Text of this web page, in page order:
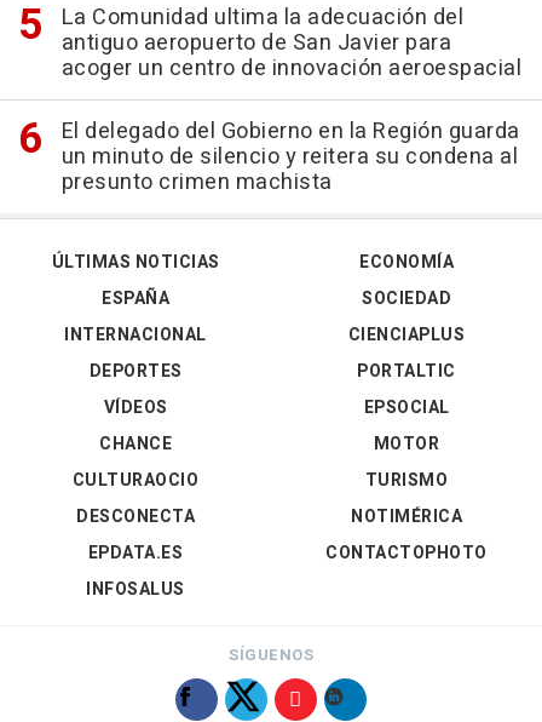
La Comunidad ultima la adecuación del
antiguo aeropuerto de San Javier para
acoger un centro de innovación aeroespacial
El delegado del Gobierno en la Región guarda
un minuto de silencio y reitera su condena al
presunto crimen machista
ÚLTIMAS NOTICIAS
ESPAÑA
INTERNACIONAL
DEPORTES
VÍDEOS
ECONOMÍA
SOCIEDAD
CIENCIAPLUS
PORTALTIC
EPSOCIAL
CHANCE
CULTURAOCIO
DESCONECTA
EPDATA.ES
INFOSALUS
MOTOR
TURISMO
NOTIMÉRICA
CONTACTOPHOTO
SÍGUENOS